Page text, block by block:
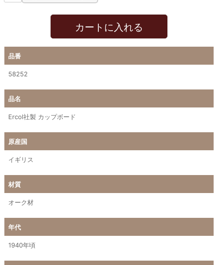
カートに入れる
品番
58252
品名
Ercol社製 カップボード
原産国
イギリス
材質
オーク材
年代
1940年頃